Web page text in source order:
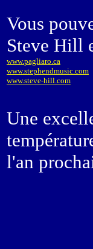
Vous
Steve Hill
www.pagliaro.ca
www.stephendmusic.com
www.steve-hill.com
Une
l'an